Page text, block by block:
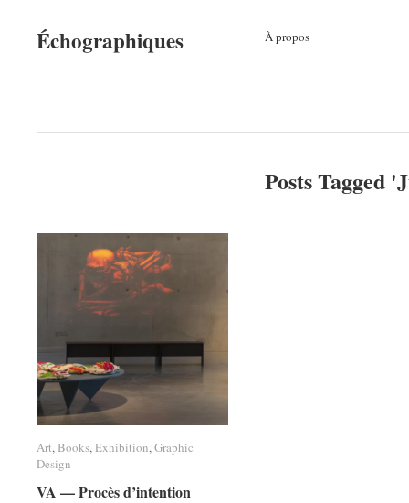
Échographiques À propos
Posts Tagged '
Art, Books,Exhibition,Graphic
Design
VA — Procès d’intention
Art Books Exhibition Graphic
Design
VA — Procès d’intention